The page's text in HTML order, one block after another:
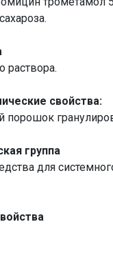
раствора.
свойства:
группа
для